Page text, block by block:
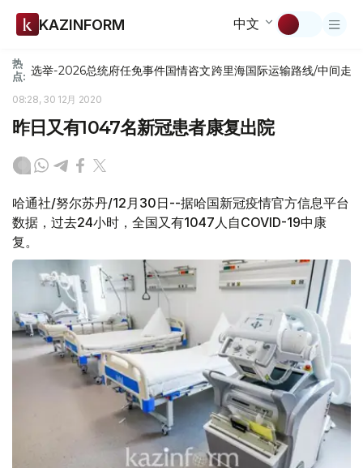
KAZINFORM 中文
热
点: 选举-2026总统府任免事件国情咨文跨里海国际运输路线/中间走廊
08:28, 30 12月 2020
昨日又有1047名新冠患者康复出院
哈通社/努尔苏丹/12月30日--据哈国新冠疫情官方信息平台
数据，过去24小时，全国又有1047人自COVID-19中康
复。